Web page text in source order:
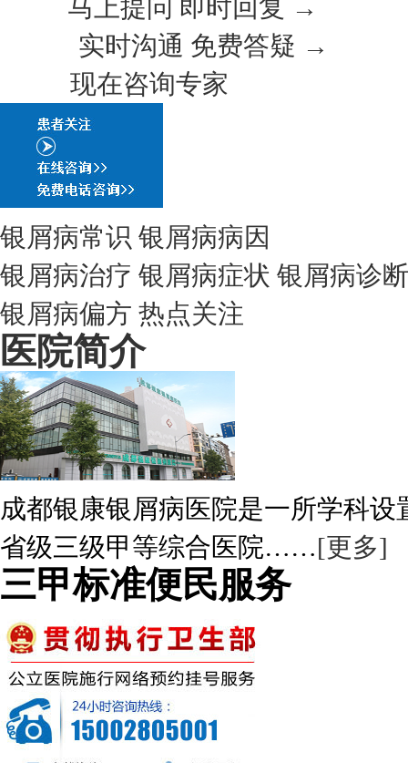
马上提问 即时回复 →
实时沟通 免费答疑 →
现在咨询专家
银屑病常识 银屑病病因
银屑病治疗 银屑病症状 银屑病诊断
银屑病偏方 热点关注
医院简介
成都银康银屑病医院是一所学科
省级三级甲等综合医院……[更多]
三甲标准便民服务